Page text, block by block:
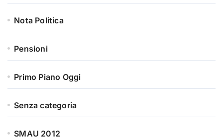
Nota Politica
Pensioni
Primo Piano Oggi
Senza categoria
SMAU 2012